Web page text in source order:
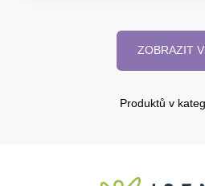
ZOBRAZIT
Produktů v